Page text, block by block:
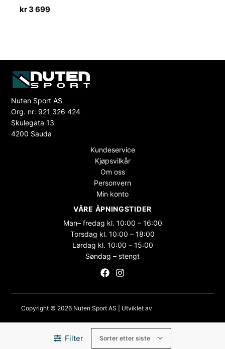
Filter
kr3 699
Nuten Sport AS
Org. nr: 921 326 424
Skulegata 13
4200 Sauda
Kundeservice
Kjøpsvilkår
Om oss
Personvern
Min konto
VÅRE ÅPNINGSTIDER
Man– fredag kl. 10:00 – 16:00
Torsdag kl. 10:00 – 18:00
Lørdag kl. 10:00 – 15:00
Søndag – stengt
Copyright © 2026 Nuten Sport AS | Utviklet av